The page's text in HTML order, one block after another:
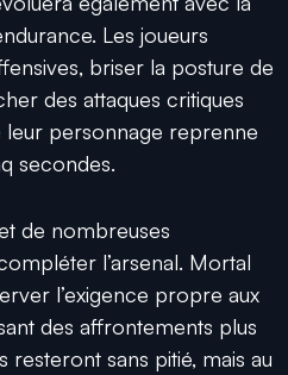
Les joueurs
briser la posture de
des attaques critiques
leur personnage reprenne
secondes.
de nombreuses
l’arsenal. Mortal
l’exigence propre aux
des affrontements plus
resteront sans pitié, mais au